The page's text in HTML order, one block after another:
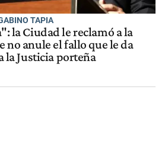
TAPIA
la Ciudad le reclamó a la
no anule el fallo que le da
la Justicia porteña